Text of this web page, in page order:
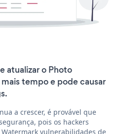
atualizar o Photo
tempo e pode causar
a crescer, é provável que
pois os hackers
vulnerabilidades de